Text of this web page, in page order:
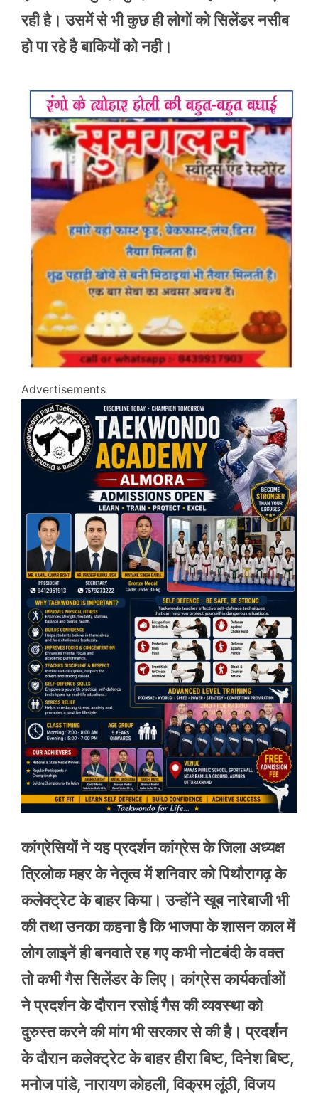
रही है। उसमें से भी कुछ ही लोगों को सिलेंडर नसीब
हो पा रहे है बाकियों को नही।
Advertisements
कांग्रेसियों ने यह प्रदर्शन कांग्रेस के जिला अध्यक्ष
त्रिलोक महर के नेतृत्व में शनिवार को पिथौरागढ़ के
कलेक्ट्रेट के बाहर किया। उन्होंने खूब नारेबाजी भी
की तथा उनका कहना है कि भाजपा के शासन काल में
लोग लाइनें ही बनवाते रह गए कभी नोटबंदी के वक्त
तो कभी गैस सिलेंडर के लिए। कांग्रेस कार्यकर्ताओं
ने प्रदर्शन के दौरान रसोई गैस की व्यवस्था को
दुरुस्त करने की मांग भी सरकार से की है। प्रदर्शन
के दौरान कलेक्ट्रेट के बाहर हीरा बिष्ट, दिनेश बिष्ट,
मनोज पांडे, नारायण कोहली, विक्रम लूंठी, विजय